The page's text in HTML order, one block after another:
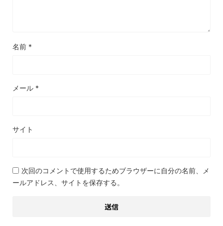
名前 *
メール *
サイト
次回のコメントで使用するためブラウザーに自分の名前、メ
ールアドレス、サイトを保存する。